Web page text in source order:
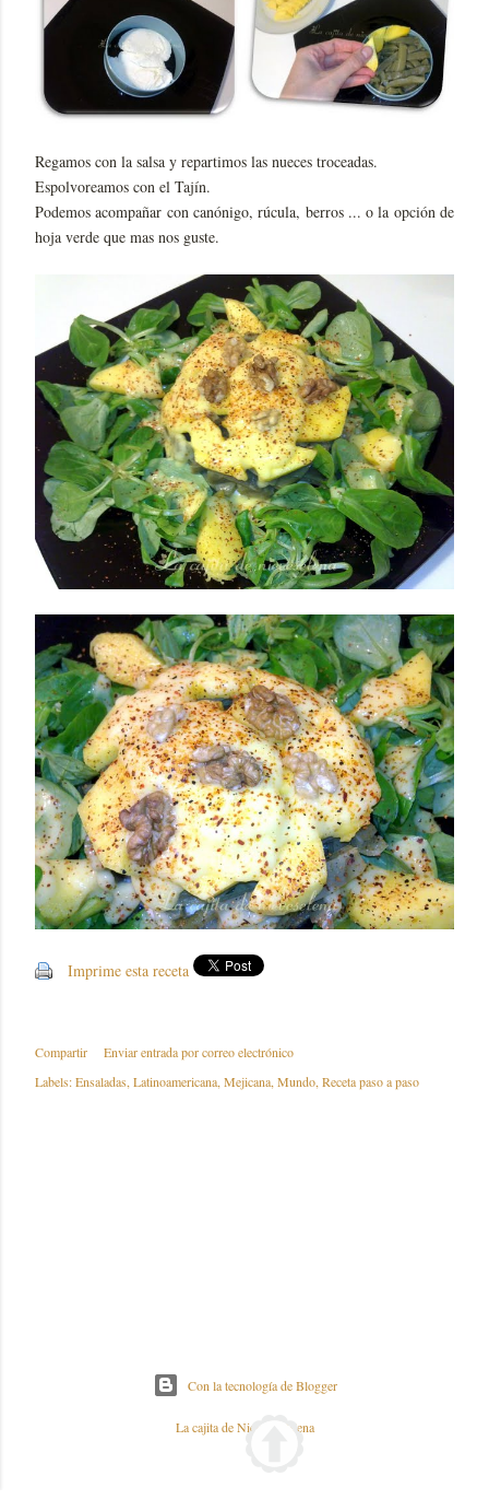
Regamos con la salsa y repartimos las nueces troceadas.
Espolvoreamos con el Tajín.
Podemos acompañar con canónigo, rúcula, berros ... o la opción de
hoja verde que mas nos guste.
Imprime esta receta
Compartir
Enviar entrada por correo electrónico
Labels:Ensaladas Latinoamericana Mejicana Mundo Receta paso a paso
Con la tecnología de Blogger
La cajita de Nieves y Elena